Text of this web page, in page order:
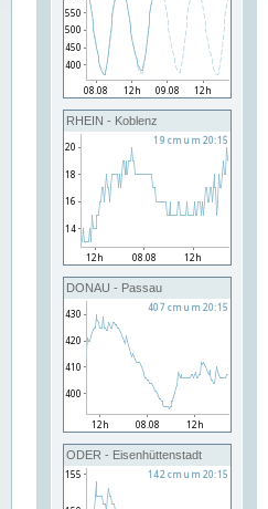
RHEIN - Koblenz
DONAU - Passau
ODER - Eisenhüttenstadt